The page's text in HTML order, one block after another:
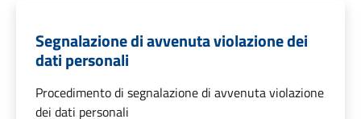
Segnalazione di avvenuta violazione dei
dati personali
Procedimento di segnalazione di avvenuta violazione
dei dati personali